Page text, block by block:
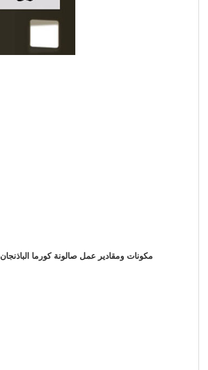
مكونات ومقادير عمل صالونة كورما الباذنجان